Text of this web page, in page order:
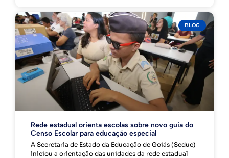
BLOG
Rede estadual orienta escolas sobre novo guia do
Censo Escolar para educação especial
A Secretaria de Estado da Educação de Goiás (Seduc)
iniciou a orientação das unidades da rede estadual